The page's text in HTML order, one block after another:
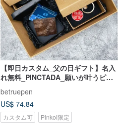
【即日カスタム_父の日ギフト】名入
れ無料_PINCTADA_願いが叶うピー
ナッツ万年筆ギフトセット＋キーホ
ルダー
betruepen
US$ 74.84
カスタム可 Pinkoi限定